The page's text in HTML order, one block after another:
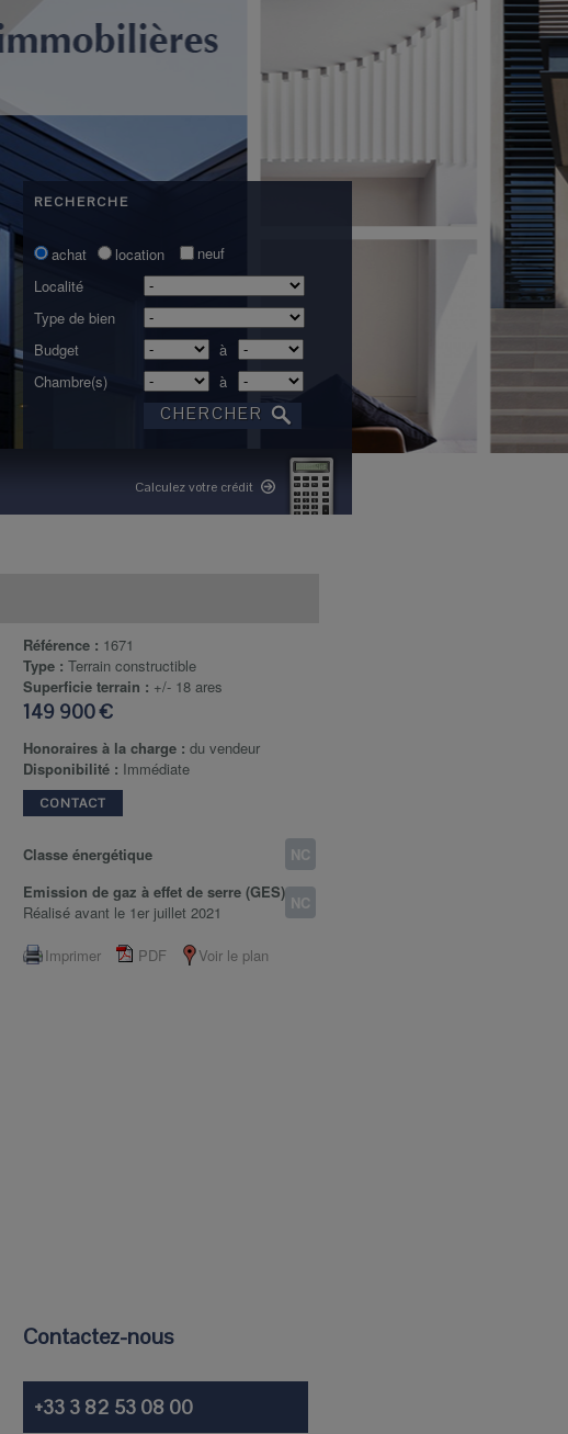
RECHERCHE
achat location
neuf
Localité
Type de bien
Budget
à
Chambre(s)
à
Calculez votre crédit
Référence : 1671
Type : Terrain constructible
Superficie terrain : +/- 18 ares
149 900 €
Honoraires à la charge : du vendeur
Disponibilité : Immédiate
CONTACT
Classe énergétique
NC
Emission de gaz à effet de serre (GES)
Réalisé avant le 1er juillet 2021
NC
Imprimer PDF Voir le plan
Contactez-nous
+33 3 82 53 08 00